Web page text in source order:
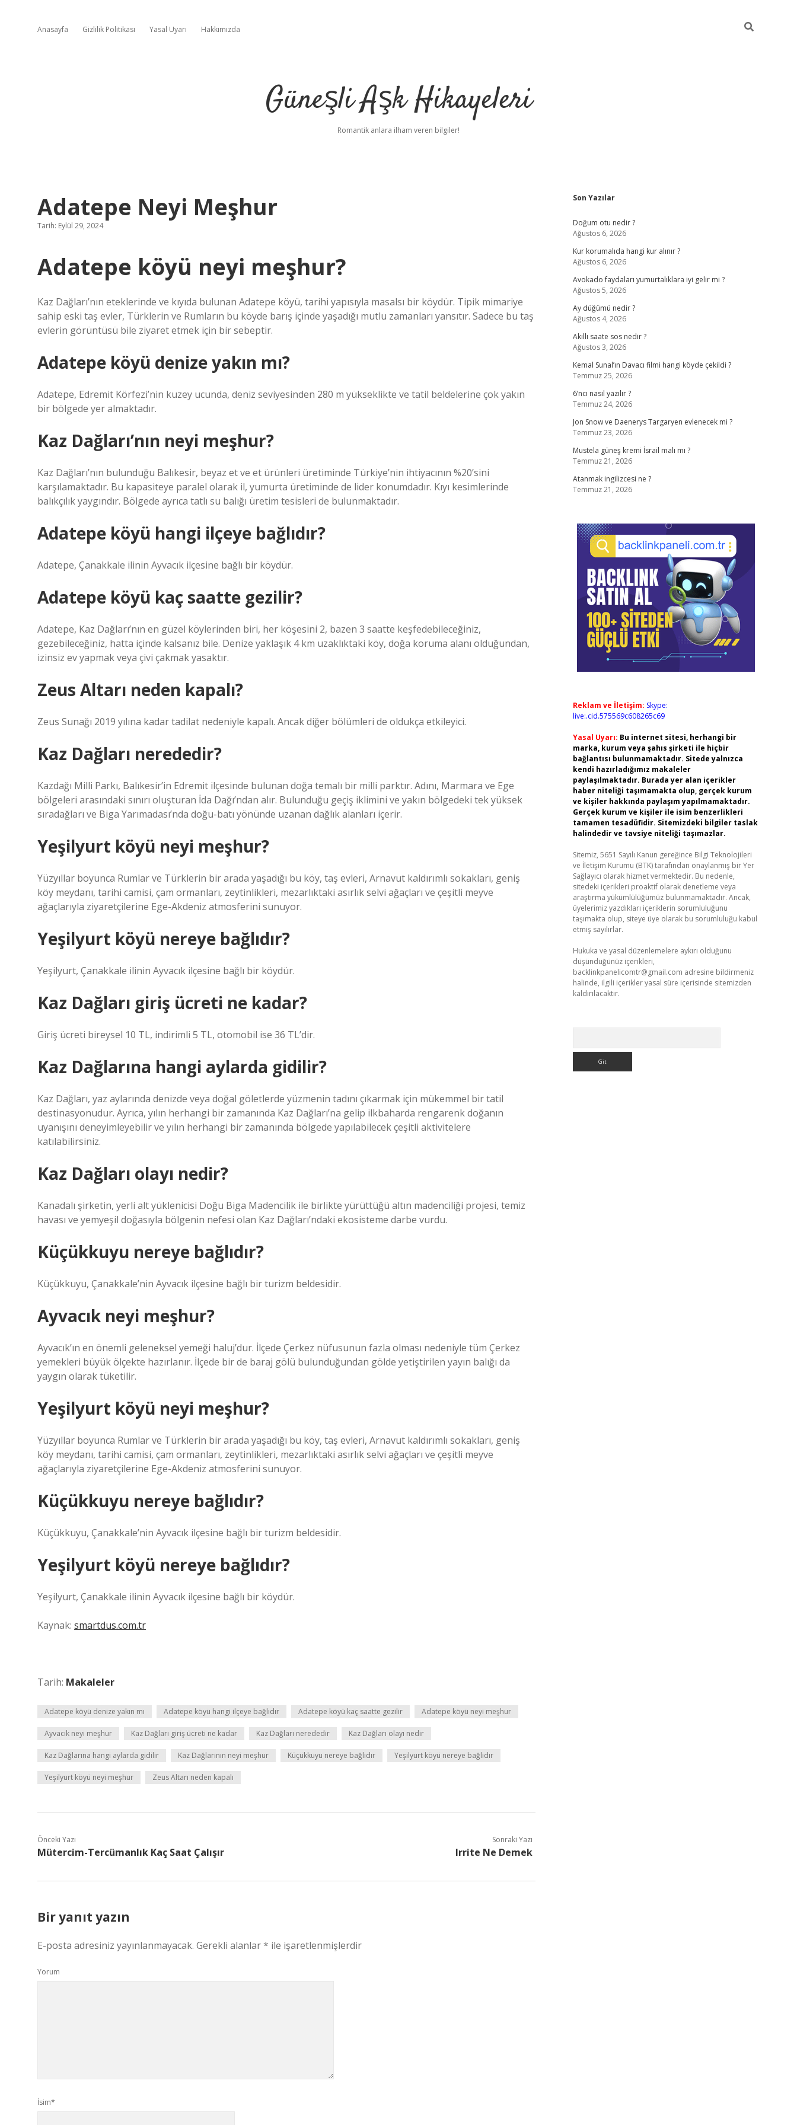
Anasayfa Gizlilik Politikası Yasal Uyarı Hakkımızda
Güneşli Aşk Hikayeleri
Romantik anlara ilham veren bilgiler!
Adatepe Neyi Meşhur
Tarih: Eylül 29, 2024
Adatepe köyü neyi meşhur?
Kaz Dağları’nın eteklerinde ve kıyıda bulunan Adatepe köyü, tarihi yapısıyla masalsı bir köydür. Tipik mimariye
sahip eski taş evler, Türklerin ve Rumların bu köyde barış içinde yaşadığı mutlu zamanları yansıtır. Sadece bu taş
evlerin görüntüsü bile ziyaret etmek için bir sebeptir.
Adatepe köyü denize yakın mı?
Adatepe, Edremit Körfezi’nin kuzey ucunda, deniz seviyesinden 280 m yükseklikte ve tatil beldelerine çok yakın
bir bölgede yer almaktadır.
Kaz Dağları’nın neyi meşhur?
Kaz Dağları’nın bulunduğu Balıkesir, beyaz et ve et ürünleri üretiminde Türkiye’nin ihtiyacının %20’sini
karşılamaktadır. Bu kapasiteye paralel olarak il, yumurta üretiminde de lider konumdadır. Kıyı kesimlerinde
balıkçılık yaygındır. Bölgede ayrıca tatlı su balığı üretim tesisleri de bulunmaktadır.
Adatepe köyü hangi ilçeye bağlıdır?
Adatepe, Çanakkale ilinin Ayvacık ilçesine bağlı bir köydür.
Adatepe köyü kaç saatte gezilir?
Adatepe, Kaz Dağları’nın en güzel köylerinden biri, her köşesini 2, bazen 3 saatte keşfedebileceğiniz,
gezebileceğiniz, hatta içinde kalsanız bile. Denize yaklaşık 4 km uzaklıktaki köy, doğa koruma alanı olduğundan,
izinsiz ev yapmak veya çivi çakmak yasaktır.
Zeus Altarı neden kapalı?
Zeus Sunağı 2019 yılına kadar tadilat nedeniyle kapalı. Ancak diğer bölümleri de oldukça etkileyici.
Kaz Dağları nerededir?
Kazdağı Milli Parkı, Balıkesir’in Edremit ilçesinde bulunan doğa temalı bir milli parktır. Adını, Marmara ve Ege
bölgeleri arasındaki sınırı oluşturan İda Dağı’ndan alır. Bulunduğu geçiş iklimini ve yakın bölgedeki tek yüksek
sıradağları ve Biga Yarımadası’nda doğu-batı yönünde uzanan dağlık alanları içerir.
Yeşilyurt köyü neyi meşhur?
Yüzyıllar boyunca Rumlar ve Türklerin bir arada yaşadığı bu köy, taş evleri, Arnavut kaldırımlı sokakları, geniş
köy meydanı, tarihi camisi, çam ormanları, zeytinlikleri, mezarlıktaki asırlık selvi ağaçları ve çeşitli meyve
ağaçlarıyla ziyaretçilerine Ege-Akdeniz atmosferini sunuyor.
Yeşilyurt köyü nereye bağlıdır?
Yeşilyurt, Çanakkale ilinin Ayvacık ilçesine bağlı bir köydür.
Kaz Dağları giriş ücreti ne kadar?
Giriş ücreti bireysel 10 TL, indirimli 5 TL, otomobil ise 36 TL’dir.
Kaz Dağlarına hangi aylarda gidilir?
Kaz Dağları, yaz aylarında denizde veya doğal göletlerde yüzmenin tadını çıkarmak için mükemmel bir tatil
destinasyonudur. Ayrıca, yılın herhangi bir zamanında Kaz Dağları’na gelip ilkbaharda rengarenk doğanın
uyanışını deneyimleyebilir ve yılın herhangi bir zamanında bölgede yapılabilecek çeşitli aktivitelere
katılabilirsiniz.
Kaz Dağları olayı nedir?
Kanadalı şirketin, yerli alt yüklenicisi Doğu Biga Madencilik ile birlikte yürüttüğü altın madenciliği projesi, temiz
havası ve yemyeşil doğasıyla bölgenin nefesi olan Kaz Dağları’ndaki ekosisteme darbe vurdu.
Küçükkuyu nereye bağlıdır?
Küçükkuyu, Çanakkale’nin Ayvacık ilçesine bağlı bir turizm beldesidir.
Ayvacık neyi meşhur?
Ayvacık’ın en önemli geleneksel yemeği haluj’dur. İlçede Çerkez nüfusunun fazla olması nedeniyle tüm Çerkez
yemekleri büyük ölçekte hazırlanır. İlçede bir de baraj gölü bulunduğundan gölde yetiştirilen yayın balığı da
yaygın olarak tüketilir.
Yeşilyurt köyü neyi meşhur?
Yüzyıllar boyunca Rumlar ve Türklerin bir arada yaşadığı bu köy, taş evleri, Arnavut kaldırımlı sokakları, geniş
köy meydanı, tarihi camisi, çam ormanları, zeytinlikleri, mezarlıktaki asırlık selvi ağaçları ve çeşitli meyve
ağaçlarıyla ziyaretçilerine Ege-Akdeniz atmosferini sunuyor.
Küçükkuyu nereye bağlıdır?
Küçükkuyu, Çanakkale’nin Ayvacık ilçesine bağlı bir turizm beldesidir.
Yeşilyurt köyü nereye bağlıdır?
Yeşilyurt, Çanakkale ilinin Ayvacık ilçesine bağlı bir köydür.
Kaynak: smartdus.com.tr
Tarih: Makaleler
Adatepe köyü denize yakın mı Adatepe köyü hangi ilçeye bağlıdır Adatepe köyü kaç saatte gezilir Adatepe köyü neyi meşhur
Ayvacık neyi meşhur Kaz Dağları giriş ücreti ne kadar Kaz Dağları nerededir Kaz Dağları olayı nedir
Kaz Dağlarına hangi aylarda gidilir Kaz Dağlarının neyi meşhur Küçükkuyu nereye bağlıdır Yeşilyurt köyü nereye bağlıdır
Yeşilyurt köyü neyi meşhur Zeus Altarı neden kapalı
Önceki Yazı
Mütercim-Tercümanlık Kaç Saat Çalışır
Sonraki Yazı
Irrite Ne Demek
Bir yanıt yazın
E-posta adresiniz yayınlanmayacak. Gerekli alanlar* ile işaretlenmişlerdir
Yorum
İsim*
Sidebar
Son Yazılar
Doğum otu nedir ?
Ağustos 6, 2026
Kur korumalıda hangi kur alınır ?
Ağustos 6, 2026
Avokado faydaları yumurtalıklara iyi gelir mi ?
Ağustos 5, 2026
Ay düğümü nedir ?
Ağustos 4, 2026
Akıllı saate sos nedir ?
Ağustos 3, 2026
Kemal Sunal’ın Davacı filmi hangi köyde çekildi ?
Temmuz 25, 2026
6’ncı nasıl yazılır ?
Temmuz 24, 2026
Jon Snow ve Daenerys Targaryen evlenecek mi ?
Temmuz 23, 2026
Mustela güneş kremi İsrail malı mı ?
Temmuz 21, 2026
Atanmak ingilizcesi ne ?
Temmuz 21, 2026
Reklam ve İletişim: Skype:
live:.cid.575569c608265c69
Yasal Uyarı: Bu internet sitesi, herhangi bir
marka, kurum veya şahıs şirketi ile hiçbir
bağlantısı bulunmamaktadır. Sitede yalnızca
kendi hazırladığımız makaleler
paylaşılmaktadır. Burada yer alan içerikler
haber niteliği taşımamakta olup, gerçek kurum
ve kişiler hakkında paylaşım yapılmamaktadır.
Gerçek kurum ve kişiler ile isim benzerlikleri
tamamen tesadüfidir. Sitemizdeki bilgiler taslak
halindedir ve tavsiye niteliği taşımazlar.
Sitemiz, 5651 Sayılı Kanun gereğince Bilgi Teknolojileri
ve İletişim Kurumu (BTK) tarafından onaylanmış bir Yer
Sağlayıcı olarak hizmet vermektedir. Bu nedenle,
sitedeki içerikleri proaktif olarak denetleme veya
araştırma yükümlülüğümüz bulunmamaktadır. Ancak,
üyelerimiz yazdıkları içeriklerin sorumluluğunu
taşımakta olup, siteye üye olarak bu sorumluluğu kabul
etmiş sayılırlar.
Hukuka ve yasal düzenlemelere aykırı olduğunu
düşündüğünüz içerikleri,
backlinkpanelicomtr@gmail.com adresine bildirmeniz
halinde, ilgili içerikler yasal süre içerisinde sitemizden
kaldırılacaktır.
betcivdcasino giriş